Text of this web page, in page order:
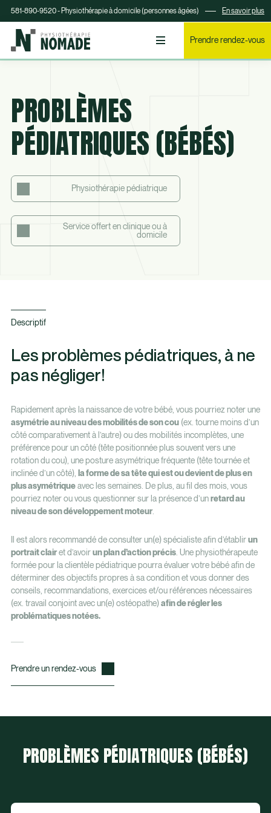
581-890-9520 - Physiothérapie à domicile (personnes âgées) En savoir plus
Prendre rendez-vous
PROBLÈMES
PÉDIATRIQUES (BÉBÉS)
Physiothérapie pédiatrique
Service offert en clinique ou à
domicile
Descriptif
Les problèmes pédiatriques, à ne
pas négliger!
Rapidement après la naissance de votre bébé, vous pourriez noter une
asymétrie au niveau des mobilités de son cou(ex. tourne moins d’un
côté comparativement à l’autre) ou des mobilités incomplètes, une
préférence pour un côté (tête positionnée plus souvent vers une
rotation du cou), une posture asymétrique fréquente (tête tournée et
inclinée d’un côté), la forme de sa tête qui est ou devient de plus en
plus asymétriqueavec les semaines. De plus, au fil des mois, vous
pourriez noter ou vous questionner sur la présence d’un retard au
niveau de son développement moteur.
Il est alors recommandé de consulter un(e) spécialiste afin d’établir un
portrait clairet d’avoir un plan d’action précis. Une physiothérapeute
formée pour la clientèle pédiatrique pourra évaluer votre bébé afin de
déterminer des objectifs propres à sa condition et vous donner des
conseils, recommandations, exercices et/ou références nécessaires
(ex. travail conjoint avec un(e) ostéopathe) afin de régler les
problématiques notées.
Prendre un rendez-vous
PROBLÈMES PÉDIATRIQUES (BÉBÉS)